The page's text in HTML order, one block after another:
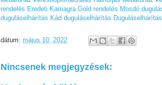
rendelés Eredeti Kamagra Gold rendelés Mosdó
duguláselhárítás Kád duguláselhárítás Duguláselhárítás
dátum: május 10, 2022
Nincsenek megjegyzések: